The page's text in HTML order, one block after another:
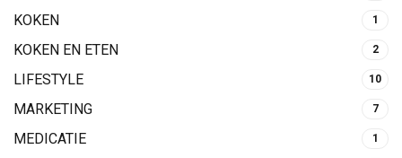
KOKEN 1
KOKEN EN ETEN 2
LIFESTYLE 10
MARKETING 7
MEDICATIE 1